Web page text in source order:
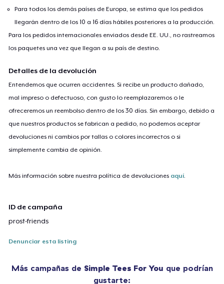
Para todos los demás países de Europa, se estima que los pedidos
llegarán dentro de los 10 a 16 días hábiles posteriores a la producción.
Para los pedidos internacionales enviados desde EE. UU., no rastreamos
los paquetes una vez que llegan a su país de destino.
Detalles de la devolución
Entendemos que ocurren accidentes. Si recibe un producto dañado,
mal impreso o defectuoso, con gusto lo reemplazaremos o le
ofreceremos un reembolso dentro de los 30 días. Sin embargo, debido a
que nuestros productos se fabrican a pedido, no podemos aceptar
devoluciones ni cambios por tallas o colores incorrectos o si
simplemente cambia de opinión.
Más información sobre nuestra política de devoluciones aquí.
ID de campaña
prost-friends
Denunciar esta listing
Más campañas de Simple Tees For You que podrían
gustarte: